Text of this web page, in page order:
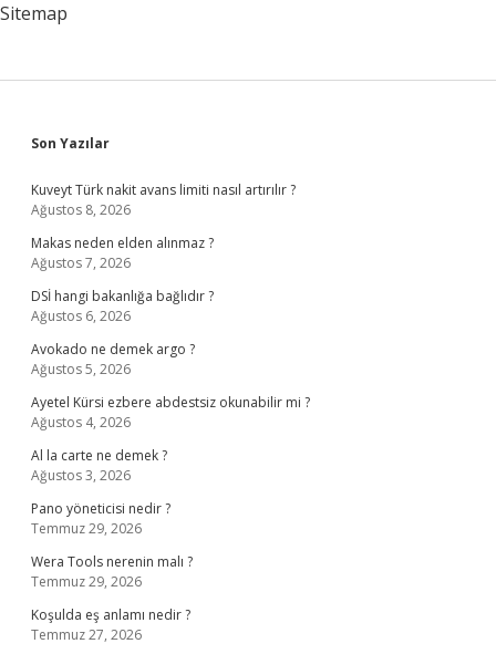
Sitemap
Sidebar
Son Yazılar
Kuveyt Türk nakit avans limiti nasıl artırılır ?
Ağustos 8, 2026
Makas neden elden alınmaz ?
Ağustos 7, 2026
DSİ hangi bakanlığa bağlıdır ?
Ağustos 6, 2026
Avokado ne demek argo ?
Ağustos 5, 2026
Ayetel Kürsi ezbere abdestsiz okunabilir mi ?
Ağustos 4, 2026
Al la carte ne demek ?
Ağustos 3, 2026
Pano yöneticisi nedir ?
Temmuz 29, 2026
Wera Tools nerenin malı ?
Temmuz 29, 2026
Koşulda eş anlamı nedir ?
Temmuz 27, 2026